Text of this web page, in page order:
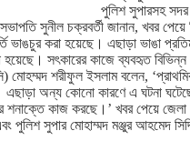
পুলিশ সুপারসহ সদর
সুনীল চক্রবর্তী জানান, খবর পেয়ে
ভাঙচুর করা হয়েছে। এছাড়া ভাঙা
সৎকারের কাজে ব্যবহৃত বিভিন্ন
শরীফুল ইসলাম বলেন,
এছাড়া অন্য কোনো কারণে এ ঘটনা
কাজ করছে।’ খবর পেয়ে
পুলিশ সুপার মোহাম্মদ মঞ্জুর আহমেদ